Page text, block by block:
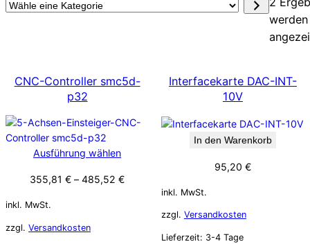
Wähle
werden
CNC-Controller smc5d-
p32
Ausführung wählen
355,81€ –485,52€
inkl. MwSt.
zzgl. Versandkosten
Interfacekarte DAC-INT-
10V
In den Warenkorb
95,20 €
inkl. MwSt.
zzgl. Versandkosten
Lieferzeit: 3-4 Tage